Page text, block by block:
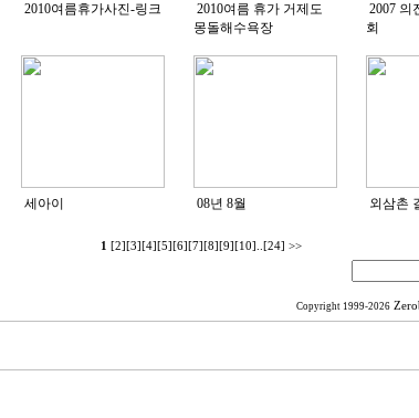
2010여름휴가사진-링크
2010여름 휴가 거제도
몽돌해수욕장
2007 의
회
세아이 08년 8월 외삼촌
1 [2] [3] [4] [5] [6] [7] [8] [9] [10] [24] >>
Copyright 1999-2026